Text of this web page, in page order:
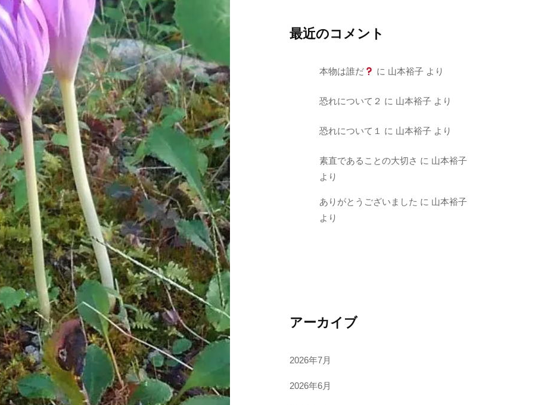
最近のコメント
本物は誰だ に 山本裕子 より
恐れについて２ に 山本裕子より
恐れについて１ に 山本裕子より
素直であることの大切さ に 山本裕子
より
ありがとうございました に 山本裕子
より
アーカイブ
2026年7月
2026年6月